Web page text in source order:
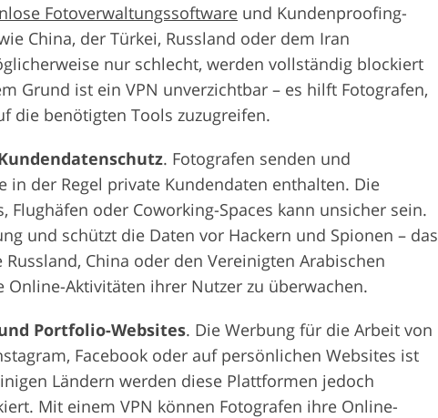
Fotoverwaltungssoftware und Kundenproofing-
China, der Türkei, Russland oder dem Iran
nur schlecht, werden vollständig blockiert
Grund ist ein VPN unverzichtbar – es hilft Fotografen,
die benötigten Tools zuzugreifen.
. Fotografen senden und
in der Regel private Kundendaten enthalten. Die
Flughäfen oder Coworking-Spaces kann unsicher sein.
und schützt die Daten vor Hackern und Spionen – das
China oder den Vereinigten Arabischen
Aktivitäten ihrer Nutzer zu überwachen.
Portfolio-Websites. Die Werbung für die Arbeit von
Facebook oder auf persönlichen Websites ist
Ländern werden diese Plattformen jedoch
Mit einem VPN können Fotografen ihre Online-